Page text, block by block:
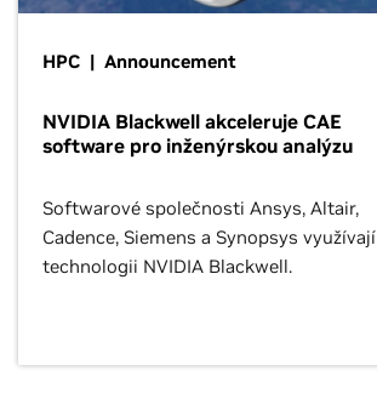
HPC | Announcement
NVIDIA Blackwell akceleruje CAE
software pro inženýrskou analýzu
Softwarové společnosti Ansys, Altair,
Cadence, Siemens a Synopsys využívají
technologii NVIDIA Blackwell.